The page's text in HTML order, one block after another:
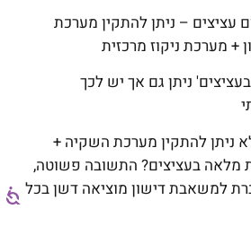
עציצים – ניתן להתקין מערכת
מערכת ניקוז מרכזית
ניתן גם אך יש לכך
ניתן להתקין מערכת השקיה +
מלאה בעציצים? התשובה פשוטה,
למשאבת דישון מוציאה דשן בכל